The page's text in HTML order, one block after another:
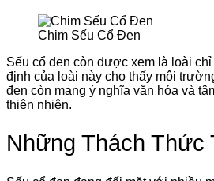
Chim Sếu Cổ Đen
Sếu cổ đen còn được xem là loài
định của loài này cho thấy môi
đen còn mang ý nghĩa văn hóa và
thiên nhiên.
Những Thách Thức